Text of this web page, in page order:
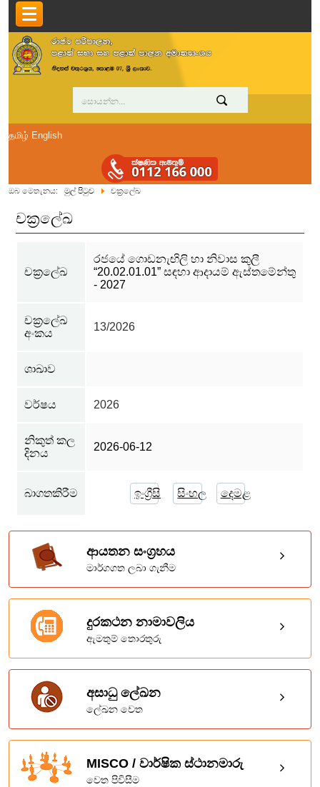
தமிழ் English
ඔබ මෙතැනය: මුල් පිටුව චක්‍රලේඛ
චක්‍රලේඛ
චක්‍රලේඛ
රජයේ ගොඩනැඟිලි හා නිවාස කුලී
“20.02.01.01” සඳහා ආදායම් ඇස්තමේන්තු
- 2027
චක්‍රලේඛ
අංකය
13/2026
ශාඛාව
වර්ෂය 2026
නිකුත් කල
දිනය
2026-06-12
බාගතකිරීම ඉංග්‍රීසි සිංහල දෙමළ
ආයතන සංග්‍රහය
මාර්ගගත ලබා ගැනීම
දුරකථන නාමාවලිය
ඇමතුම් තොරතුරු
අසාධු ලේඛන
ලේඛන වෙත
MISCO / වාර්ෂික ස්ථානමාරු
වෙත පිවිසීම